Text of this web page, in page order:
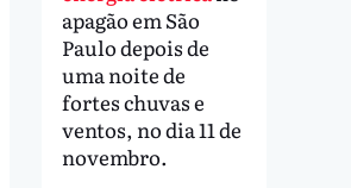
apagão em São
Paulo depois de
uma noite de
fortes chuvas e
ventos, no dia 11 de
novembro.